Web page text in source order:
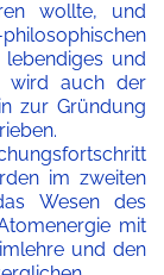
wollte, und
lebendiges und
wird auch der
zur Gründung
im zweiten
Wesen des
mit
und den